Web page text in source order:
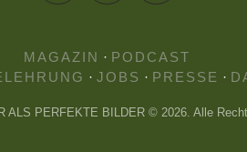
MAGAZIN · PODCAST
· JOBS · PRESSE ·
ALS PERFEKTE BILDER © 2026. Alle